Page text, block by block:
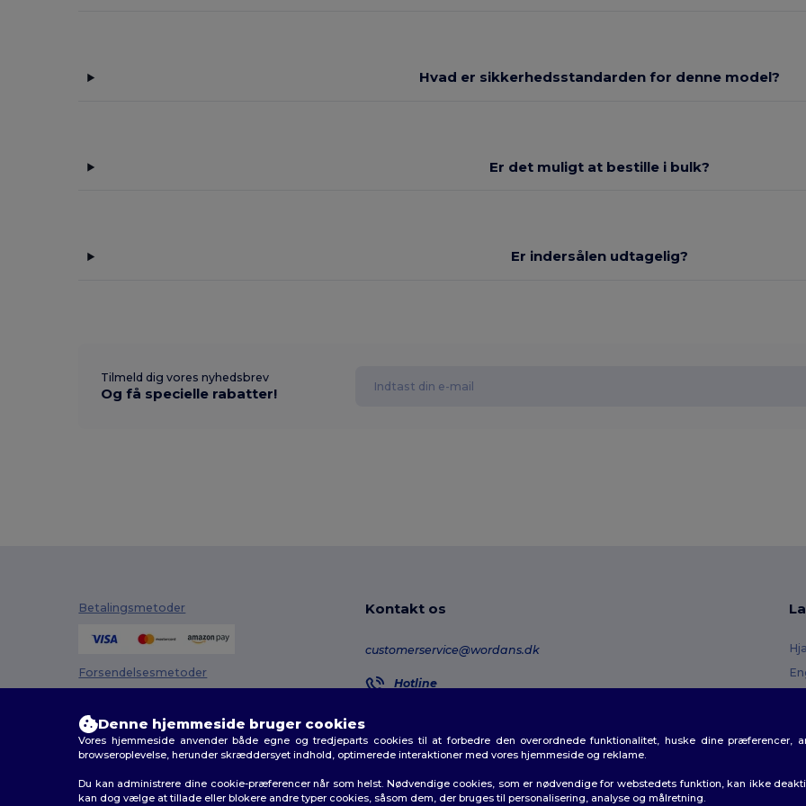
Hvad er sikkerhedsstandarden for denne model?
Er det muligt at bestille i bulk?
Er indersålen udtagelig?
Tilmeld dig vores nyhedsbrev
Og få specielle rabatter!
Betalingsmetoder
Forsendelsesmetoder
Kontakt os
customerservice@wordans.dk
Hotline
Ordresporing
Denne hjemmeside bruger cookies
Vores hjemmeside anvender både egne og tredjeparts cookies til at forbedre den overordnede funktionalitet, huske dine præferencer,
browseroplevelse, herunder skræddersyet indhold, optimerede interaktioner med vores hjemmeside og reklame.
Du kan administrere dine cookie-præferencer når som helst. Nødvendige cookies, som er nødvendige for webstedets funktion, kan ikke
kan dog vælge at tillade eller blokere andre typer cookies, såsom dem, der bruges til personalisering, analyse og målretning.